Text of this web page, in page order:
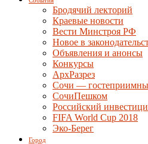
Бродячий лекторий
Краевые новости
Вести Минстроя РФ
Новое в
Объявления и анонсы
Конкурсы
АрхРазрез
Сочи —
СочиПешком
Российский
FIFA World Cup 2018
Эко-Берег
Город